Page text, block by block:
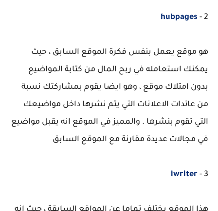
2 -
hubpages
هو موقع يعمل بنفس فكرة الموقع السابق ، حيث
يمكنك استعامله في ربح المال من كتابة المواضيع
بدون امتلاك موقع ، وهو ايضا يقوم بمشاركتك نسبة
من عائدات الاعلانات التي يتم نشرها داخل مواضيعك
التي تقوم بنشرها . والمميز في الموقع انه يقبل مواضيع
في مجالات عديدة مقارنة مع الموقع السابق
3 -
iwriter